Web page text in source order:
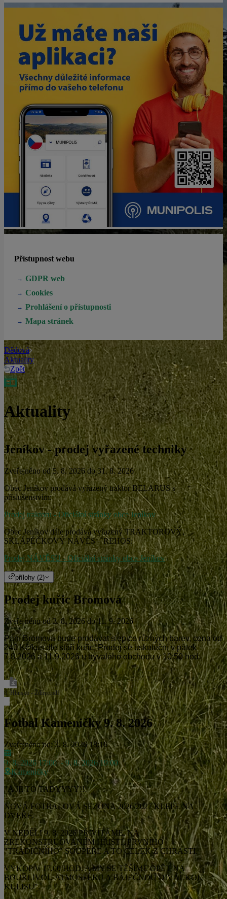
Přístupnost webu
GDPR web
Cookies
Prohlášení o přístupnosti
Mapa stránek
Dědová
Aktuality
Zpět
Aktuality
Jeníkov - prodej vyřazené techniky
Zveřejněno od 5. 8. 2026 do 31. 8. 2026
Obec Jeníkov prodává vyřazený traktor BELARUS s
příslušenstvím:
Prodej traktoru - Oficiální stránky obce Jeníkov
Obec Jeníkov dále prodává vyřazený TRAKTOROVÝ,
SKLÁPĚČKOVÝ NÁVĚS – REHOS:
Prodej NÁVĚSU - Oficiální stránky obce Jeníkov
přílohy (2)
Prodej kuřic Bromová
Zveřejněno od 3. 8. 2026 do 11. 9. 2026
Paní Bromová bude prodávat slepice různých barev, cena od
240 Kč/kus dle stáří kuřic. Prodej se uskuteční v pátek
7.8.2026 a 11.9.2026 u bývalého obchodu v 10:50 hod.
8. Hlinsko - Ždírec.pdf
Fotbal Kameničky 9. 8. 2026
Zveřejněno od: 3. 8. 2026 18:16
9. 8. 2026 17:00- 9. 8. 2026 19:00
Kameničky
"A JE TO TADYYYY!!!
NOVÁ FOTBALOVÁ SEZÓNA 2026/2027 KLEPE NA
DVEŘE.
V NEDĚLI 9. 8. 2026 PŘIVÍTÁME, NA
ZREKONSTRUOVANÉM HŘIŠTI, PRVNÍHO
"TRADIČNÍHO" SOUPEŘE A TO CELEK Z CHRASTI.
VÝKOP V 17.00 HOD. A MY SE TĚŠÍME OPĚT NA
BOUŘLIVOU ATMOSFÉRU A BÁJEČNOU DIVÁCKOU
KULISU".